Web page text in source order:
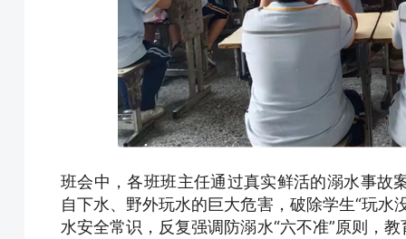
班会中，各班班主任通过真实鲜活的溺水事故
自下水、野外玩水的巨大危害，破除学生“玩
水安全常识，反复强调防溺水“六不准”原则，